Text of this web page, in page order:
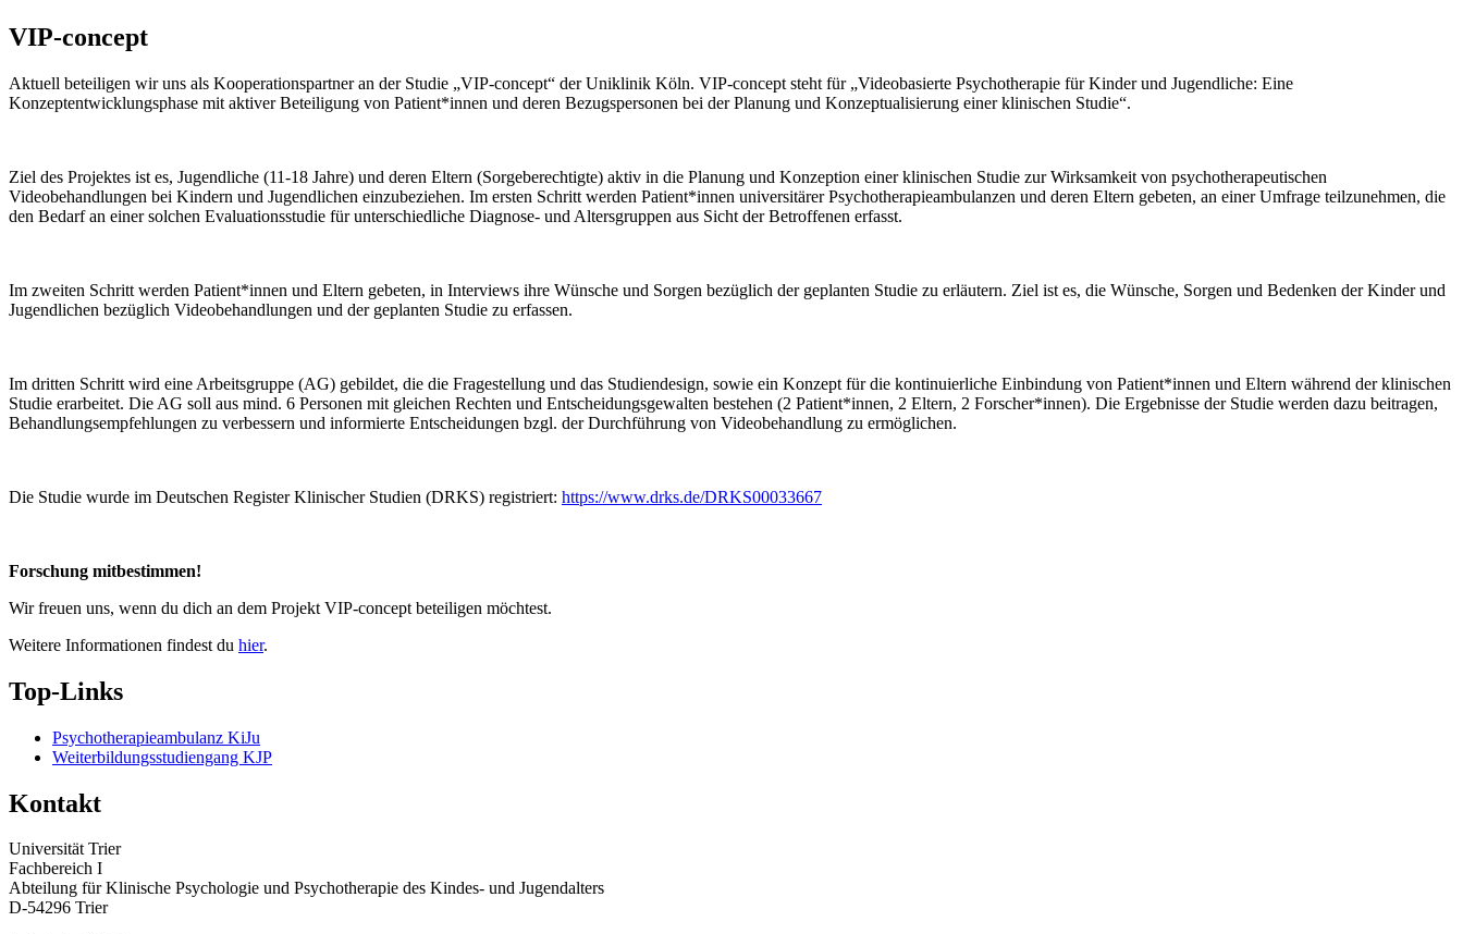
VIP-concept
Aktuell beteiligen wir uns als Kooperationspartner an der Studie „VIP-concept“ der Uniklinik Köln. VIP-concept steht für „Videobasierte Psychotherapie für Kinder und Jugendliche: Eine
Konzeptentwicklungsphase mit aktiver Beteiligung von Patient*innen und deren Bezugspersonen bei der Planung und Konzeptualisierung einer klinischen Studie“.
Ziel des Projektes ist es, Jugendliche (11-18 Jahre) und deren Eltern (Sorgeberechtigte) aktiv in die Planung und Konzeption einer klinischen Studie zur Wirksamkeit von psychotherapeutischen
Videobehandlungen bei Kindern und Jugendlichen einzubeziehen. Im ersten Schritt werden Patient*innen universitärer Psychotherapieambulanzen und deren Eltern gebeten, an einer Umfrage teilzunehmen, die
den Bedarf an einer solchen Evaluationsstudie für unterschiedliche Diagnose- und Altersgruppen aus Sicht der Betroffenen erfasst.
Im zweiten Schritt werden Patient*innen und Eltern gebeten, in Interviews ihre Wünsche und Sorgen bezüglich der geplanten Studie zu erläutern. Ziel ist es, die Wünsche, Sorgen und Bedenken der Kinder und
Jugendlichen bezüglich Videobehandlungen und der geplanten Studie zu erfassen.
Im dritten Schritt wird eine Arbeitsgruppe (AG) gebildet, die die Fragestellung und das Studiendesign, sowie ein Konzept für die kontinuierliche Einbindung von Patient*innen und Eltern während der klinischen
Studie erarbeitet. Die AG soll aus mind. 6 Personen mit gleichen Rechten und Entscheidungsgewalten bestehen (2 Patient*innen, 2 Eltern, 2 Forscher*innen). Die Ergebnisse der Studie werden dazu beitragen,
Behandlungsempfehlungen zu verbessern und informierte Entscheidungen bzgl. der Durchführung von Videobehandlung zu ermöglichen.
Die Studie wurde im Deutschen Register Klinischer Studien (DRKS) registriert: https://www.drks.de/DRKS00033667
Forschung mitbestimmen!
Wir freuen uns, wenn du dich an dem Projekt VIP-concept beteiligen möchtest.
Weitere Informationen findest du hier.
Top-Links
Psychotherapieambulanz KiJu
Weiterbildungsstudiengang KJP
Kontakt
Universität Trier
Fachbereich I
Abteilung für Klinische Psychologie und Psychotherapie des Kindes- und Jugendalters
D-54296 Trier